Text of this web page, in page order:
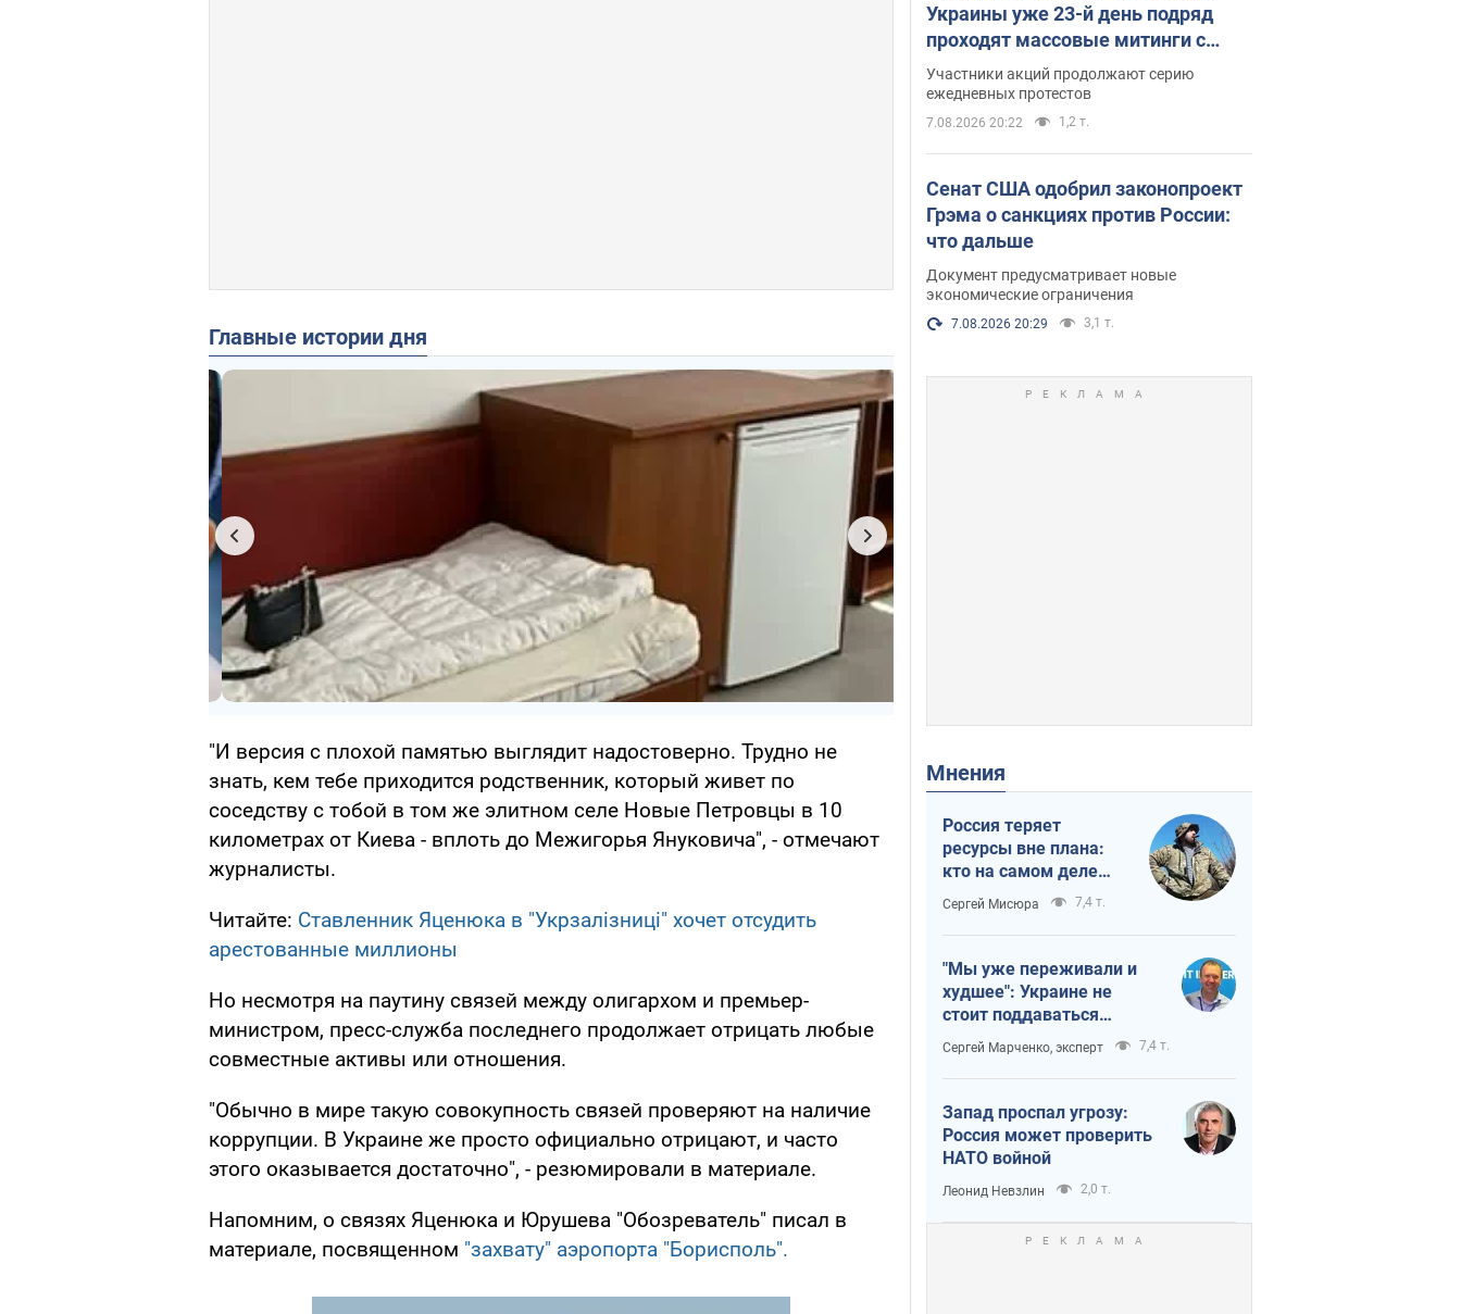
Главные истории дня
"И версия с плохой памятью выглядит надостоверно. Трудно не
знать, кем тебе приходится родственник, который живет по
соседству с тобой в том же элитном селе Новые Петровцы в 10
километрах от Киева - вплоть до Межигорья Януковича", - отмечают
журналисты.
Читайте: Ставленник Яценюка в "Укрзалізниці" хочет отсудить
арестованные миллионы
Но несмотря на паутину связей между олигархом и премьер-
министром, пресс-служба последнего продолжает отрицать любые
совместные активы или отношения.
"Обычно в мире такую совокупность связей проверяют на наличие
коррупции. В Украине же просто официально отрицают, и часто
этого оказывается достаточно", - резюмировали в материале.
Напомним, о связях Яценюка и Юрушева "Обозреватель" писал в
материале, посвященном "захвату" аэропорта "Борисполь".
Украины уже 23-й день подряд
проходят массовые митинги с
плакатами. Фото и видео
Участники акций продолжают серию
ежедневных протестов
7.08.2026 20:22 1,2 т.
Сенат США одобрил законопроект
Грэма о санкциях против России:
что дальше
Документ предусматривает новые
экономические ограничения
7.08.2026 20:29 3,1 т.
Мнения
Россия теряет
ресурсы вне плана:
кто на самом деле
диктует темп войны
Сергей Мисюра 7,4 т.
"Мы уже переживали и
худшее": Украине не
стоит поддаваться
отчаянию из-за
ракетного террора
Сергей Марченко, эксперт 7,4 т.
Запад проспал угрозу:
Россия может проверить
НАТО войной
Леонид Невзлин 2,0 т.